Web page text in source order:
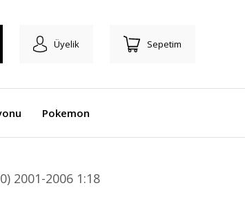
Üyelik Sepetim
Pokemon
2001-2006 1:18